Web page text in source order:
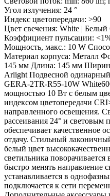
Угол излучения: 24 °
Индекс цветопередачи: >90
Цвет свечения: White | Белый
Коэффициент пульсации:
Мощность, макс.: 10 W
Материал корпуса: Металл
145 мм Длина: 145 мм
Arlight Подвесной
GERA-2TR-R55-10W
мощностью 10 Вт с белым
индексом цветопередачи
направленного освещения.
рассеивания 24° и световым
обеспечивает качественное
отдачу. Стильный
белый цвет
светильника поворачивается
быстро менять направление
устанавливается в
подключается к сети